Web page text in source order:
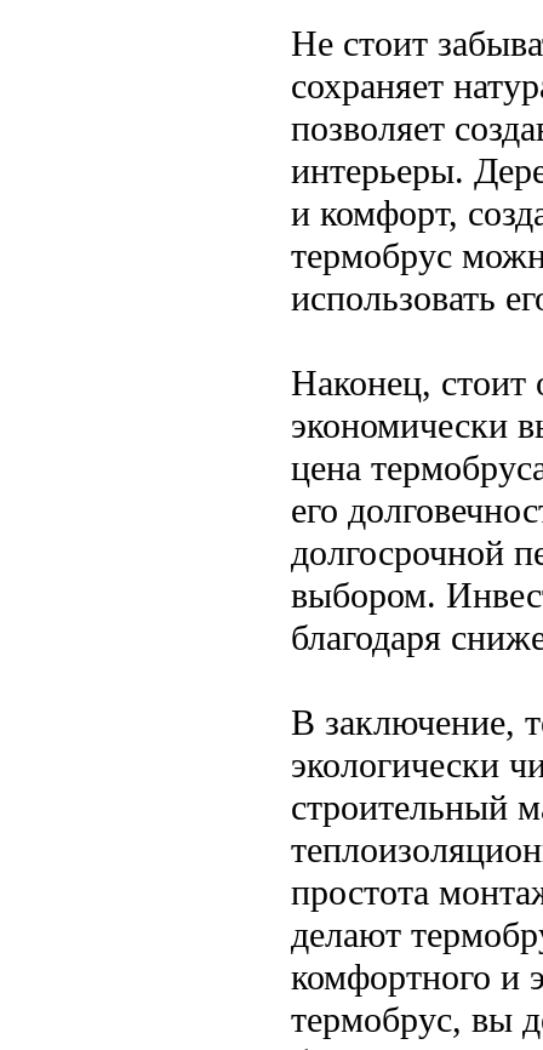
Не стоит
сохраняет
позволяет
интерьеры.
и комфорт,
термобрус
использовать
Наконец, стоит
экономически
цена
его
долгосрочной
выбором.
благодаря
В заключение,
экологически
строительный
простота
делают
комфортного и
термобрус, вы